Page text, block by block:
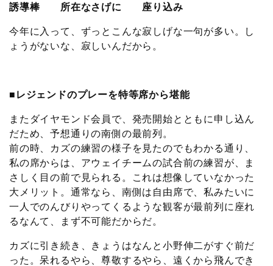
誘導棒 所在なさげに 座り込み
今年に入って、ずっとこんな寂しげな一句が多い。し
ょうがないな、寂しいんだから。
■レジェンドのプレーを特等席から堪能
またダイヤモンド会員で、発売開始とともに申し込ん
だため、予想通りの南側の最前列。
前の時、カズの練習の様子を見たのでもわかる通り、
私の席からは、アウェイチームの試合前の練習が、ま
さしく目の前で見られる。これは想像していなかった
大メリット。通常なら、南側は自由席で、私みたいに
一人でのんびりやってくるような観客が最前列に座れ
るなんて、まず不可能だからだ。
カズに引き続き、きょうはなんと小野伸二がすぐ前だ
った。呆れるやら、尊敬するやら、遠くから飛んでき